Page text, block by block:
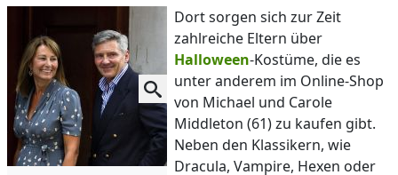
Dort sorgen sich zur Zeit
zahlreiche Eltern über
Halloween-Kostüme, die es
unter anderem im Online-Shop
von Michael und Carole
Middleton (61) zu kaufen gibt.
Neben den Klassikern, wie
Dracula, Vampire, Hexen oder